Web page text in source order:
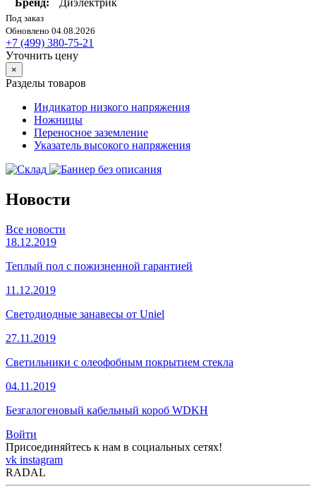
Под заказ
Обновлено 04.08.2026
+7 (499) 380-75-21
Уточнить цену
×
Разделы товаров
Индикатор низкого напряжения
Ножницы
Переносное заземление
Указатель высокого напряжения
Новости
Все новости
18.12.2019
Теплый пол с пожизненной гарантией
11.12.2019
Светодиодные занавесы от Uniel
27.11.2019
Светильники с олеофобным покрытием стекла
04.11.2019
Безгалогеновый кабельный короб WDKH
Войти
Присоединяйтесь к нам в социальных сетях!
vk instagram
RADAL